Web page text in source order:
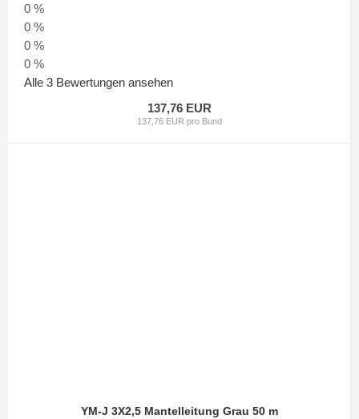
0 %
0 %
0 %
0 %
Alle 3 Bewertungen ansehen
137,76 EUR
137,76 EUR pro Bund
YM-J 3X2,5 Mantelleitung Grau 50 m